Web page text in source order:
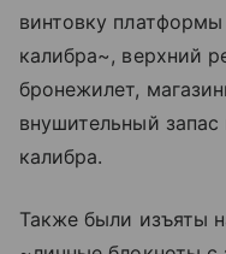
винтовку платформы
калибра~, верхний
бронежилет,
внушительный запас
калибра.
Также были изъяты